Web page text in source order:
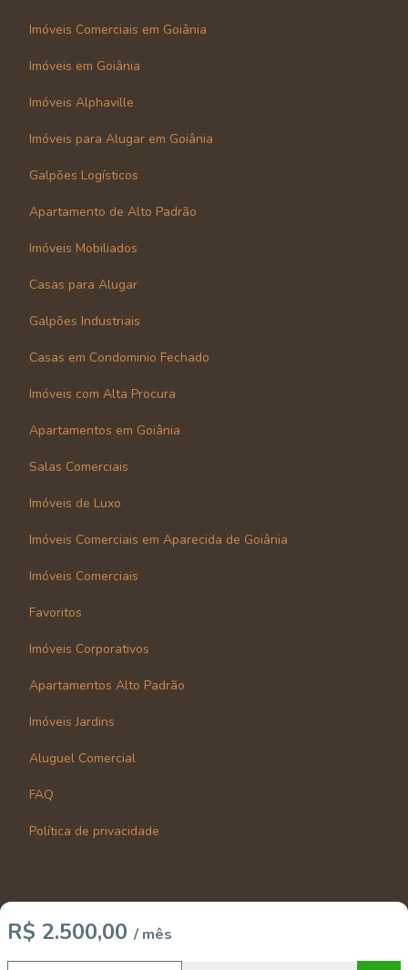
R$ 2.500,00 / mês
Imóveis Comerciais em Goiânia
Imóveis em Goiânia
Imóveis Alphaville
Imóveis para Alugar em Goiânia
Galpões Logísticos
Apartamento de Alto Padrão
Imóveis Mobiliados
Casas para Alugar
Galpões Industriais
Casas em Condominio Fechado
Imóveis com Alta Procura
Apartamentos em Goiânia
Salas Comerciais
Imóveis de Luxo
Imóveis Comerciais em Aparecida de Goiânia
Imóveis Comerciais
Favoritos
Imóveis Corporativos
Apartamentos Alto Padrão
Imóveis Jardins
Aluguel Comercial
FAQ
Política de privacidade
Imobiliária Certificada:
Selo de Tecnologia Loft